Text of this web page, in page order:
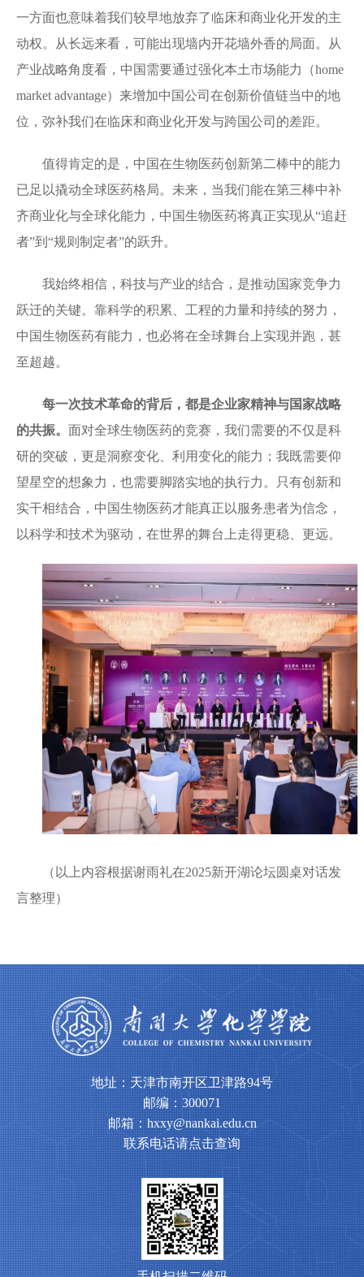
一方面也意味着我们较早地放弃了临床和商业化开发的主
动权。从长远来看，可能出现墙内开花墙外香的局面。从
产业战略角度看，中国需要通过强化本土市场能力（home
market advantage）来增加中国公司在创新价值链当中的地
位，弥补我们在临床和商业化开发与跨国公司的差距。
值得肯定的是，中国在生物医药创新第二棒中的能力
已足以撬动全球医药格局。未来，当我们能在第三棒中补
齐商业化与全球化能力，中国生物医药将真正实现从“追赶
者”到“规则制定者”的跃升。
我始终相信，科技与产业的结合，是推动国家竞争力
跃迁的关键。靠科学的积累、工程的力量和持续的努力，
中国生物医药有能力，也必将在全球舞台上实现并跑，甚
至超越。
每一次技术革命的背后，都是企业家精神与国家战略
的共振。 面对全球生物医药的竞赛，我们需要的不仅是科
研的突破，更是洞察变化、利用变化的能力；我既需要仰
望星空的想象力，也需要脚踏实地的执行力。只有创新和
实干相结合，中国生物医药才能真正以服务患者为信念，
以科学和技术为驱动，在世界的舞台上走得更稳、更远。
（以上内容根据谢雨礼在2025新开湖论坛圆桌对话发
言整理）
地址：天津市南开区卫津路94号
邮编：300071
邮箱：hxxy@nankai.edu.cn
联系电话请点击查询